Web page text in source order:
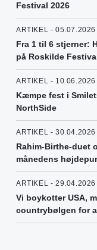
Festival 2026
ARTIKEL - 05.07.2026
Fra 1 til 6 stjerner:
på Roskilde
ARTIKEL - 10.06.2026
Kæmpe fest i
NorthSide
ARTIKEL - 30.04.2026
Rahim-Birthe-duet
månedens
ARTIKEL - 29.04.2026
Vi boykotter USA,
countrybølgen for